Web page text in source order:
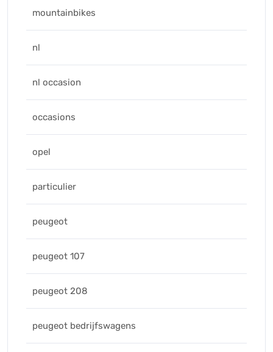
mountainbikes
nl
nl occasion
occasions
opel
particulier
peugeot
peugeot 107
peugeot 208
peugeot bedrijfswagens